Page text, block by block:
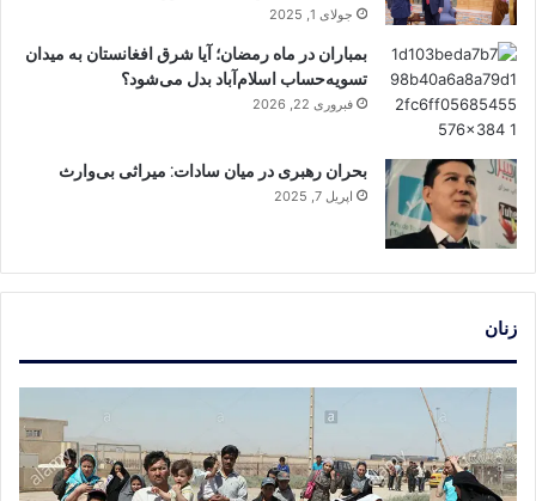
جولای 1, 2025
بمباران در ماه رمضان؛ آیا شرق افغانستان به میدان
تسویه‌حساب اسلام‌آباد بدل می‌شود؟
فبروری 22, 2026
بحران رهبری در میان سادات: میراثی بی‌وارث
اپریل 7, 2025
زنان